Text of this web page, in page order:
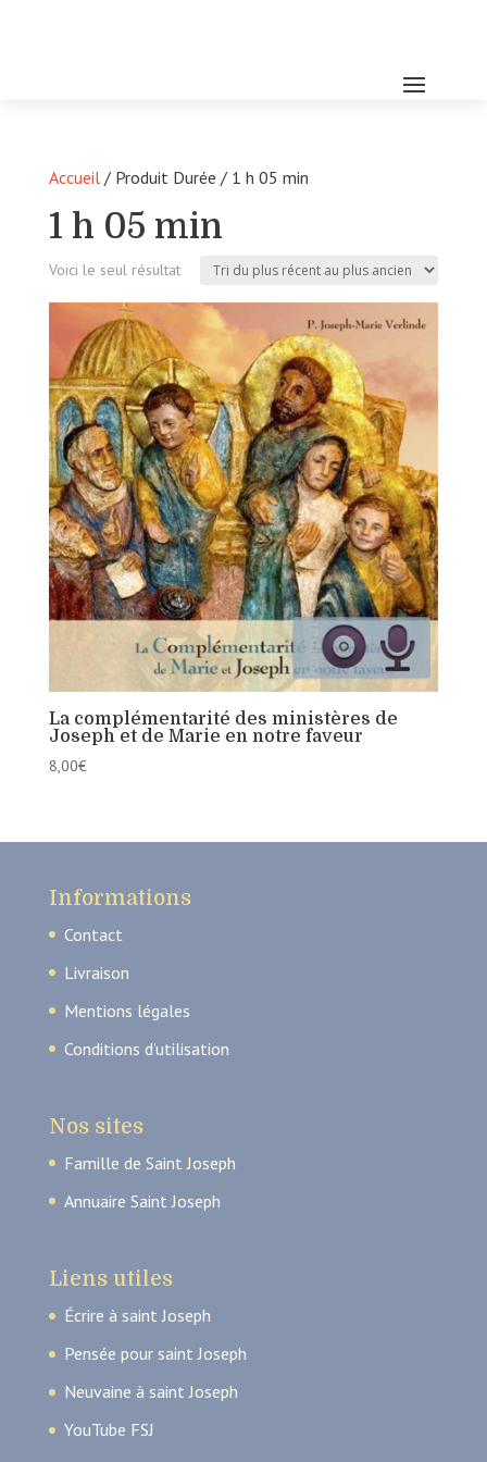
Accueil/ Produit Durée / 1 h 05 min
1 h 05 min
Voici le seul résultat
La complémentarité des ministères de
Joseph et de Marie en notre faveur
8,00€
Informations
Contact
Livraison
Mentions légales
Conditions d’utilisation
Nos sites
Famille de Saint Joseph
Annuaire Saint Joseph
Liens utiles
Écrire à saint Joseph
Pensée pour saint Joseph
Neuvaine à saint Joseph
YouTube FSJ